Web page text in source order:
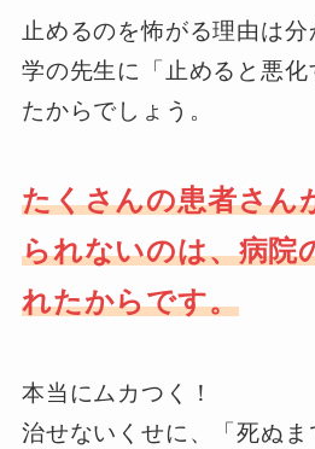
止めるのを怖がる理由は
学の先生に「止めると悪
たからでしょう。
たくさんの患者さん
られないのは、病院
れたからです。
本当にムカつく！
治せないくせに、「死ぬま